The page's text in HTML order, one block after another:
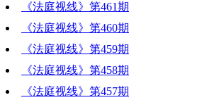
《法庭视线》第461期
《法庭视线》第460期
《法庭视线》第459期
《法庭视线》第458期
《法庭视线》第457期